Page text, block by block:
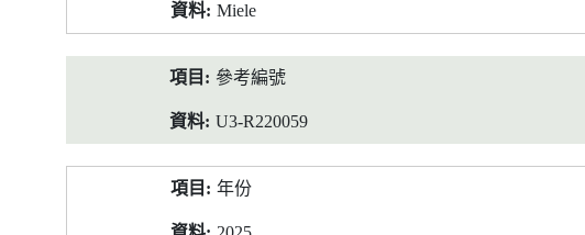
料
Miele
參考編號
U3-R220059
年份